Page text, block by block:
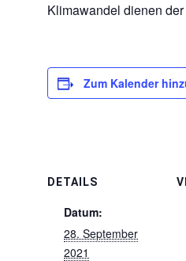
Klimawandel dienen
Zum Kalender
DETAILS
Datum:
28. September
2021